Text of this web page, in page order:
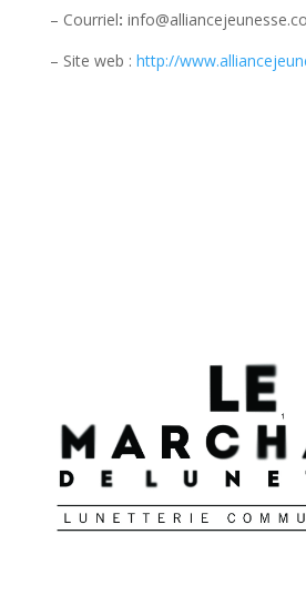
– Courriel:
– Site web : http://